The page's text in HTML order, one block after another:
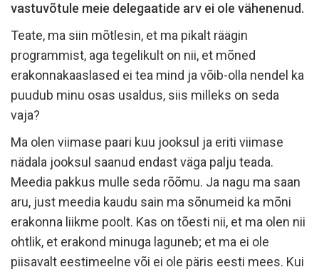
vastuvõtule meie delegaatide arv ei ole vähenenud.
Teate, ma siin mõtlesin, et ma pikalt räägin
programmist, aga tegelikult on nii, et mõned
erakonnakaaslased ei tea mind ja võib-olla nendel ka
puudub minu osas usaldus, siis milleks on seda
vaja?
Ma olen viimase paari kuu jooksul ja eriti viimase
nädala jooksul saanud endast väga palju teada.
Meedia pakkus mulle seda rõõmu. Ja nagu ma saan
aru, just meedia kaudu sain ma sõnumeid ka mõni
erakonna liikme poolt. Kas on tõesti nii, et ma olen nii
ohtlik, et erakond minuga laguneb; et ma ei ole
piisavalt eestimeelne või ei ole päris eesti mees. Kui